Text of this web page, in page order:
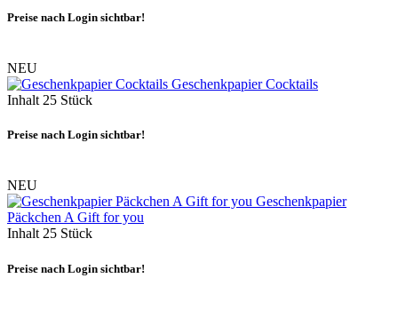
Preise nach Login sichtbar!
NEU
Geschenkpapier Cocktails
Inhalt 25 Stück
Preise nach Login sichtbar!
NEU
Geschenkpapier
Päckchen A Gift for you
Inhalt25 Stück
Preise nach Login sichtbar!